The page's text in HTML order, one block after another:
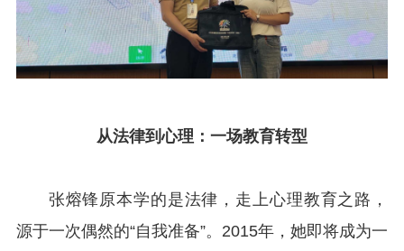
从法律到心理： 一场教育转型
张熔锋原本学的是法律，走上心理教育之路，
源于一次偶然的“自我准备”。2015年，她即将成为一